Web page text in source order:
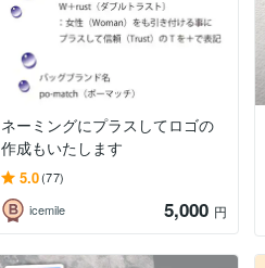
ネーミングにプラスしてロゴの
作成もいたします
5.0(77)
icemile
5,000 円